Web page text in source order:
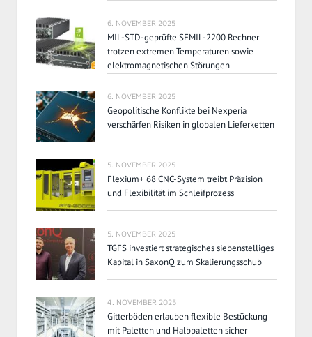
6. NOVEMBER 2025
MIL-STD-geprüfte SEMIL-2200 Rechner
trotzen extremen Temperaturen sowie
elektromagnetischen Störungen
6. NOVEMBER 2025
Geopolitische Konflikte bei Nexperia
verschärfen Risiken in globalen Lieferketten
5. NOVEMBER 2025
Flexium+ 68 CNC-System treibt Präzision
und Flexibilität im Schleifprozess
5. NOVEMBER 2025
TGFS investiert strategisches siebenstelliges
Kapital in SaxonQ zum Skalierungsschub
4. NOVEMBER 2025
Gitterböden erlauben flexible Bestückung
mit Paletten und Halbpaletten sicher